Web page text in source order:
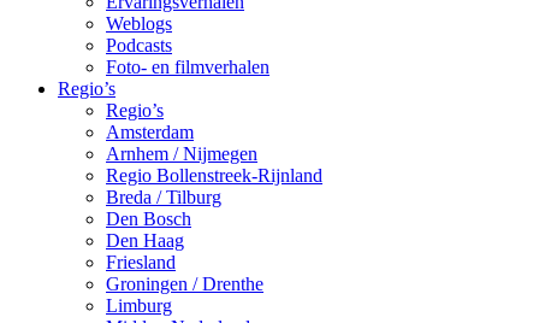
Weblogs
Podcasts
Foto- en filmverhalen
Regio’s
Regio’s
Amsterdam
Arnhem / Nijmegen
Regio Bollenstreek-Rijnland
Breda / Tilburg
Den Bosch
Den Haag
Friesland
Groningen / Drenthe
Limburg